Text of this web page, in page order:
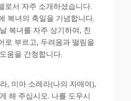
로서 자주 소개하셨습니다.
복녀의 축일을 기념합니다.
복녀를 자주 상기하여, 친
로 부르고, 두려움과 떨림을
움을 간청합니다.
, 미아 소레라(나의 자매여),
해 주십시오. 나를 도우시